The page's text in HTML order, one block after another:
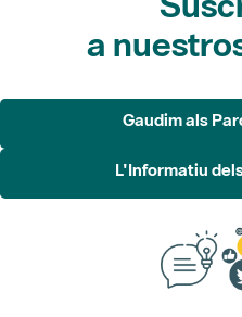
a
Gaudim als
L'Informatiu